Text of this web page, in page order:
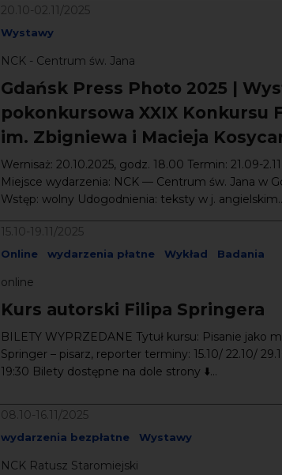
20.10-02.11/2025
Wystawy
NCK - Centrum św. Jana
Gdańsk Press Photo 2025 |
pokonkursowa XXIX Konkursu
im. Zbigniewa i Macieja
Wernisaż: 20.10.2025, godz. 18.00 Termin: 21.09-
Miejsce wydarzenia: NCK — Centrum św. Jana w
Wstęp: wolny Udogodnienia: teksty w j.
15.10-19.11/2025
Online wydarzenia płatne Wykład Badania
online
Kurs autorski Filipa Springera
BILETY WYPRZEDANE Tytuł kursu: Pisanie jako
Springer – pisarz, reporter terminy: 15.10/ 22.10/
19:30 Bilety dostępne na dole strony ⬇️...
08.10-16.11/2025
wydarzenia bezpłatne Wystawy
NCK Ratusz Staromiejski